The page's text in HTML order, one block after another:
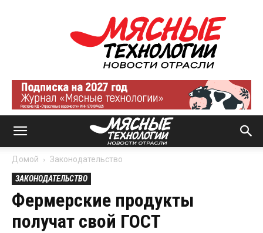
Мясные
технологии
|
Новости
отрасли
Домой Законодательство
ЗАКОНОДАТЕЛЬСТВО
Фермерские продукты
получат свой ГОСТ